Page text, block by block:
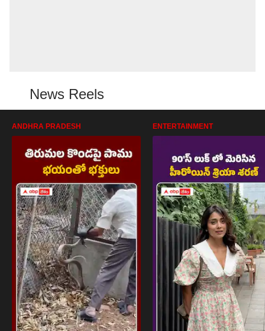
News Reels
ANDHRA PRADESH ENTERTAINMENT